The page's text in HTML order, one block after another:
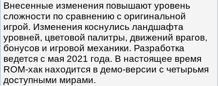
Внесенные изменения повышают уровень
сложности по сравнению с оригинальной
игрой. Изменения коснулись ландшафта
уровней, цветовой палитры, движений врагов,
бонусов и игровой механики. Разработка
ведется с мая 2021 года. В настоящее время
ROM-хак находится в демо-версии с четырьмя
доступными мирами.